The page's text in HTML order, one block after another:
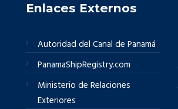
Enlaces Externos
Autoridad del Canal de Panamá
PanamaShipRegistry.com
Ministerio de Relaciones
Exteriores